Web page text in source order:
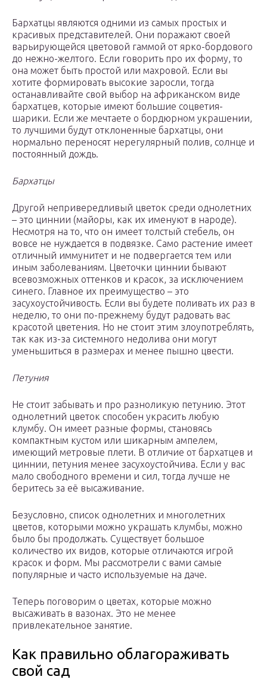
Бархатцы являются одними из самых простых и
красивых представителей. Они поражают своей
варьирующейся цветовой гаммой от ярко-бордового
до нежно-желтого. Если говорить про их форму, то
она может быть простой или махровой. Если вы
хотите формировать высокие заросли, тогда
останавливайте свой выбор на африканском виде
бархатцев, которые имеют большие соцветия-
шарики. Если же мечтаете о бордюрном украшении,
то лучшими будут отклоненные бархатцы, они
нормально переносят нерегулярный полив, солнце и
постоянный дождь.
Бархатцы
Другой непривередливый цветок среди однолетних
– это циннии (майоры, как их именуют в народе).
Несмотря на то, что он имеет толстый стебель, он
вовсе не нуждается в подвязке. Само растение имеет
отличный иммунитет и не подвергается тем или
иным заболеваниям. Цветочки циннии бывают
всевозможных оттенков и красок, за исключением
синего. Главное их преимущество – это
засухоустойчивость. Если вы будете поливать их раз в
неделю, то они по-прежнему будут радовать вас
красотой цветения. Но не стоит этим злоупотреблять,
так как из-за системного недолива они могут
уменьшиться в размерах и менее пышно цвести.
Петуния
Не стоит забывать и про разноликую петунию. Этот
однолетний цветок способен украсить любую
клумбу. Он имеет разные формы, становясь
компактным кустом или шикарным ампелем,
имеющий метровые плети. В отличие от бархатцев и
циннии, петуния менее засухоустойчива. Если у вас
мало свободного времени и сил, тогда лучше не
беритесь за её высаживание.
Безусловно, список однолетних и многолетних
цветов, которыми можно украшать клумбы, можно
было бы продолжать. Существует большое
количество их видов, которые отличаются игрой
красок и форм. Мы рассмотрели с вами самые
популярные и часто используемые на даче.
Теперь поговорим о цветах, которые можно
высаживать в вазонах. Это не менее
привлекательное занятие.
Как правильно облагораживать
свой сад